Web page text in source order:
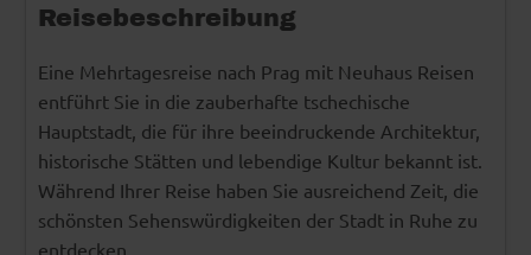
Reisebeschreibung
Eine Mehrtagesreise nach Prag mit Neuhaus Reisen
entführt Sie in die zauberhafte tschechische
Hauptstadt, die für ihre beeindruckende Architektur,
historische Stätten und lebendige Kultur bekannt ist.
Während Ihrer Reise haben Sie ausreichend Zeit, die
schönsten Sehenswürdigkeiten der Stadt in Ruhe zu
entdecken.